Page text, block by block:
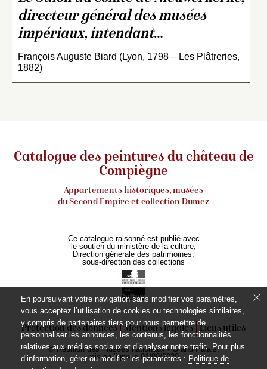
directeur général des musées
impériaux, intendant…
François Auguste Biard (Lyon, 1798 – Les Plâtreries,
1882)
Catalogue des peintures du château de
Compiègne
Appartements historiques, musées
du Second Empire et collection Dumez
Ce catalogue raisonné est publié avec
le soutien du ministère de la culture,
Direction générale des patrimoines,
sous-direction des collections
Protection des données Mentions légales Liens utiles
© Réunion des musées nationaux - Grand Palais,
mis en ligne le 01/09/2020
En poursuivant votre navigation sans modifier vos paramètres,
vous acceptez l’utilisation de cookies ou technologies similaires,
y compris de partenaires tiers pour nous permettre de
personnaliser les annonces, les contenus, les fonctionnalités
relatives aux médias sociaux et d’analyser notre trafic. Pour plus
d’information, gérer ou modifier les paramètres : Politique de